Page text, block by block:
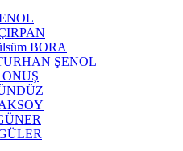
BORA
ŞENOL
ONUŞ